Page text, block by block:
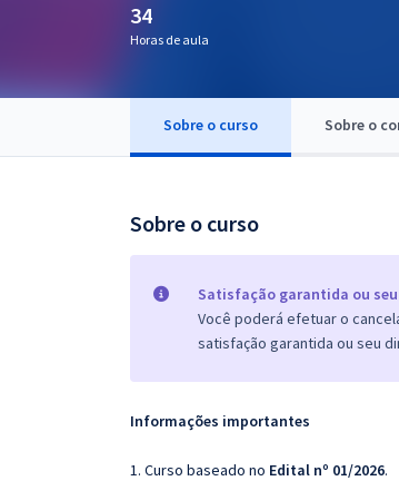
Conteúdo gratuito
34
Horas de aula
Sobre o curso Sobre o
Sobre o curso
Satisfação garantida ou
Você poderá efetuar o
satisfação garantida ou seu
Informações importantes
1. Curso baseado no Edital nº 01/2026.